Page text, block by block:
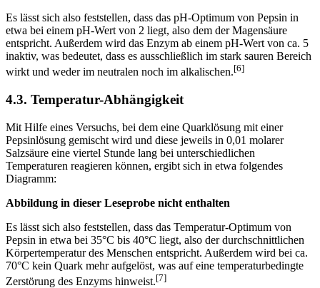
Es lässt sich also feststellen, dass das pH-Optimum von Pepsin in
etwa bei einem pH-Wert von 2 liegt, also dem der Magensäure
entspricht. Außerdem wird das Enzym ab einem pH-Wert von ca. 5
inaktiv, was bedeutet, dass es ausschließlich im stark sauren Bereich
wirkt und weder im neutralen noch im alkalischen.[6]
4.3. Temperatur-Abhängigkeit
Mit Hilfe eines Versuchs, bei dem eine Quarklösung mit einer
Pepsinlösung gemischt wird und diese jeweils in 0,01 molarer
Salzsäure eine viertel Stunde lang bei unterschiedlichen
Temperaturen reagieren können, ergibt sich in etwa folgendes
Diagramm:
Abbildung in dieser Leseprobe nicht enthalten
Es lässt sich also feststellen, dass das Temperatur-Optimum von
Pepsin in etwa bei 35°C bis 40°C liegt, also der durchschnittlichen
Körpertemperatur des Menschen entspricht. Außerdem wird bei ca.
70°C kein Quark mehr aufgelöst, was auf eine temperaturbedingte
Zerstörung des Enzyms hinweist.[7]